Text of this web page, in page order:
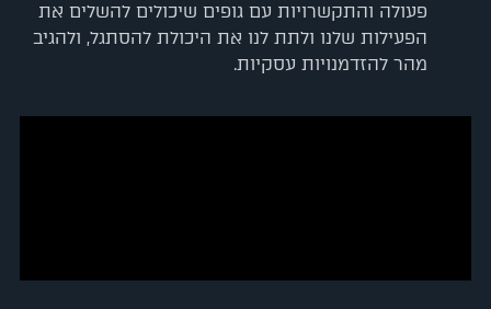
פעולה והתקשרויות עם גופים שיכולים להשלים את
הפעילות שלנו ולתת לנו את היכולת להסתגל, ולהגיב
מהר להזדמנויות עסקיות.